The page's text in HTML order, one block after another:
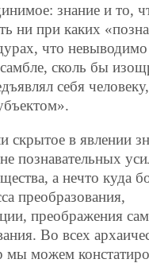
знание и то,
ни при каких
что
сколь бы
себя
скрытое в явлении
познавательных
а нечто куда
преобразования,
преображения
Во всех
мы можем